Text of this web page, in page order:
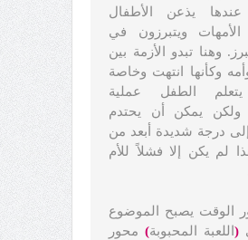
عندها يذعن الأطفال
الأمهات ويتبرزون في
وهنا تبدو الأزمة بين
وكأنها انتهت وخاصة
الطفل عملية
ولكن يمكن أن يحتدم
إلى درجة شديدة أبعد من
لم يكن إلا فشلاً للأم
الوقت يصبح الموضوع
( اللعبة المحبوبة) محور